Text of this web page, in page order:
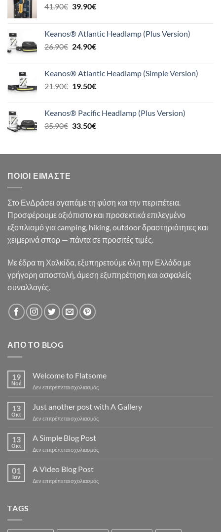
41.90€ Original
41.90€.
39.90€Η
είναι:
39.90€.
Keanos® Atlantic Headlamp (Plus Version)
26.90€ Original
26.90€.
24.90€Η
είναι:
24.90€.
Keanos® Atlantic Headlamp (Simple Version)
21.90€ Original
21.90€.
19.50€Η
είναι:
19.50€.
Keanos® Pacific Headlamp (Plus Version)
35.90€ Original
35.90€.
33.50€Η
είναι:
ΠΟΙΟΙ ΕΊΜΑΣΤΕ
Στο ΕνΔράσει αγαπάμε τη φύση και την περιπέτεια.
Προσφέρουμε αξιόπιστο και προσεκτικά επιλεγμένο
εξοπλισμό για camping, hiking, outdoor δραστηριότητες και
χειμερινά σπορ — πάντα σε προσιτές τιμές.
Με έδρα τη Χαλκίδα, εξυπηρετούμε όλη την Ελλάδα με
γρήγορη αποστολή, άμεση εξυπηρέτηση και ασφαλείς
συναλλαγές.
ΑΠΌ ΤΟ BLOG
19
Νοέ
Welcome to Flatsome
Δεν επιτρέπεται σχολιασμόςστο
to
Flatsome
13
Οκτ
Just another post with A Gallery
Δεν επιτρέπεται σχολιασμόςστο
with
13
Οκτ
A Simple Blog Post
Δεν επιτρέπεται σχολιασμόςστο
Post
01
Ιαν
A Video Blog Post
Δεν επιτρέπεται σχολιασμόςστο
TAGS